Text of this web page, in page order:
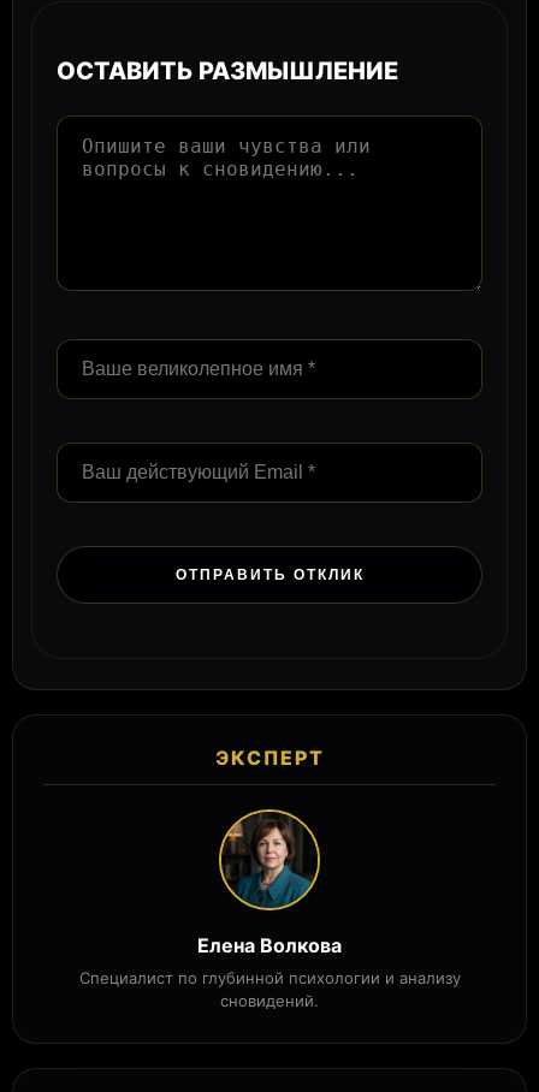
ОСТАВИТЬ РАЗМЫШЛЕНИЕ
ЭКСПЕРТ
Елена Волкова
Специалист по глубинной психологии и анализу
сновидений.